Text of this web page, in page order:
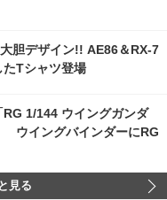
胆デザイン!! AE86＆RX-7
Tシャツ登場
1/144 ウイングガンダ
ウイングバインダーにRG
見る